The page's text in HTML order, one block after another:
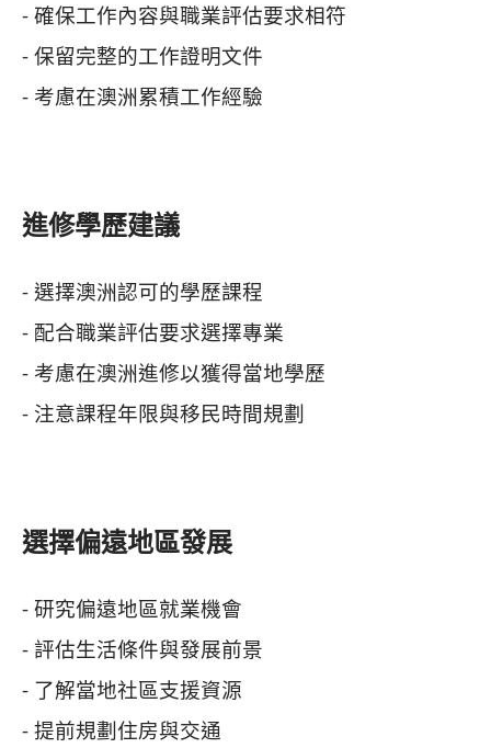
- 確保工作內容與職業評估要求相符
- 保留完整的工作證明文件
- 考慮在澳洲累積工作經驗
進修學歷建議
- 選擇澳洲認可的學歷課程
- 配合職業評估要求選擇專業
- 考慮在澳洲進修以獲得當地學歷
- 注意課程年限與移民時間規劃
選擇偏遠地區發展
- 研究偏遠地區就業機會
- 評估生活條件與發展前景
- 了解當地社區支援資源
- 提前規劃住房與交通